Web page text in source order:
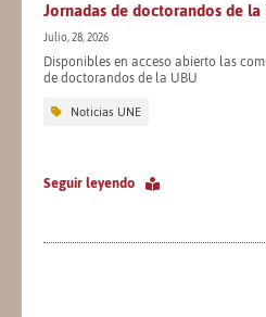
Jornadas de doctorandos de la
Julio, 28, 2026
Disponibles en acceso abierto las
de doctorandos de la UBU
Noticias UNE
Seguir leyendo